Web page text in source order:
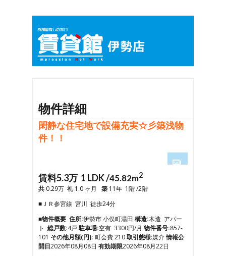
物件詳細
閑静な住宅地で設備充実☆彡築浅物
件！！
6
7
8
賃料5.3万 1 LDK /45.82m2
共 0.29万 礼1.0 ヶ月 築 11年 1階 /2階
■ＪＲ参宮線 宮川 徒歩24分
■物件概要 住所:伊勢市 小俣町湯田 構造:木造 アパー
ト 総戸数:4戸駐車場:空有 3300円/月 物件番号:857-
101 その他月額(円): 町会費 210取引態様:媒介情報公
開日2026年08月08日 有効期限2026年08月22日